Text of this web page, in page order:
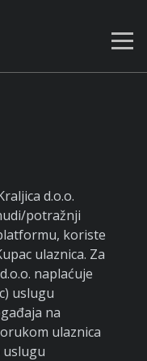
d.o.o.
potražnji
koriste
ulaznica. Za
naplaćuje
uslugu
na
ulaznica
uslugu